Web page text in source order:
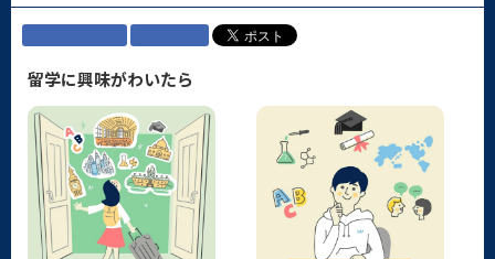
留学に興味がわいたら